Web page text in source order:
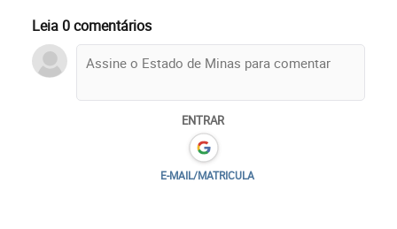
Leia 0 comentários
ENTRAR
E-MAIL/MATRICULA